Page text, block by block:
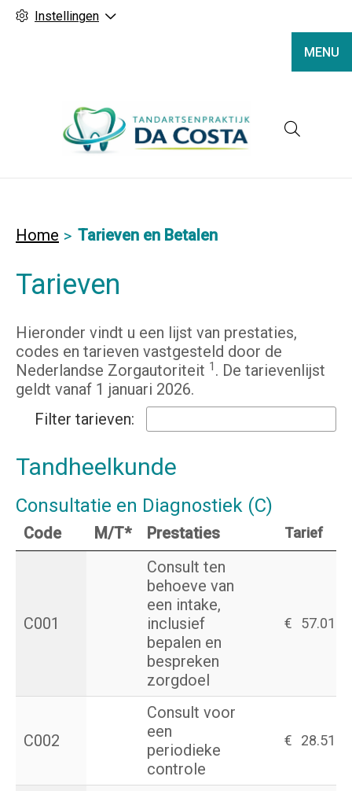
Instellingen
MENU
Home Tarieven en Betalen
Tarieven
Hieronder vindt u een lijst van prestaties,
codes en tarieven vastgesteld door de
Nederlandse Zorgautoriteit 1 . De tarievenlijst
geldt vanaf 1 januari 2026.
Filter tarieven:
Tandheelkunde
Consultatie en Diagnostiek (C)
Code M/T* Prestaties Tarief
C001
Consult ten
behoeve van
een intake,
inclusief
bepalen en
bespreken
zorgdoel
€ 57.01
C002
Consult voor
een
periodieke
controle
€ 28.51